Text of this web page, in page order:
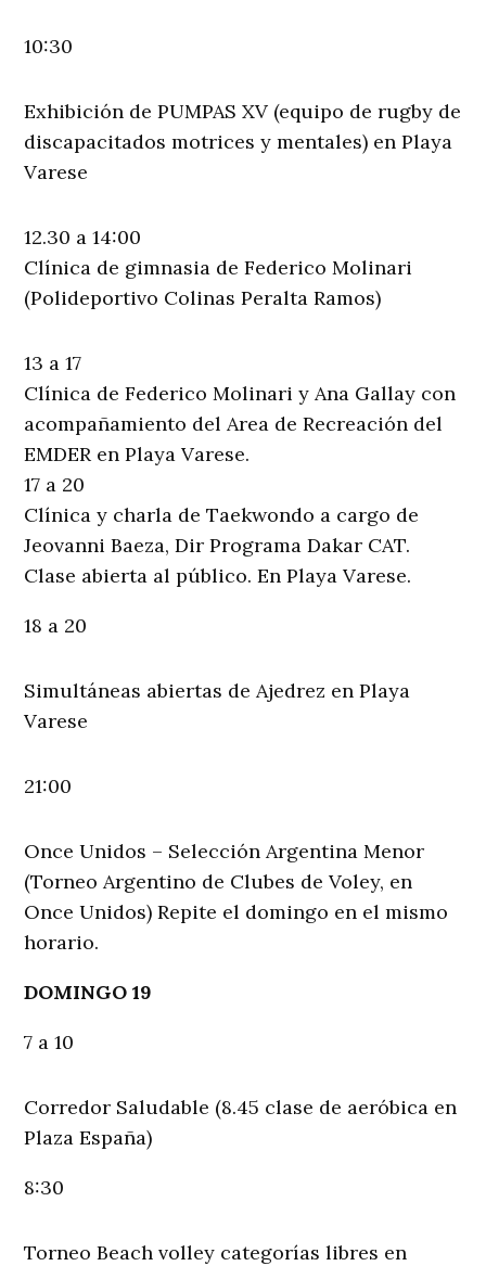
10:30
Exhibición de PUMPAS XV (equipo de rugby de
discapacitados motrices y mentales) en Playa
Varese
12.30 a 14:00
Clínica de gimnasia de Federico Molinari
(Polideportivo Colinas Peralta Ramos)
13 a 17
Clínica de Federico Molinari y Ana Gallay con
acompañamiento del Area de Recreación del
EMDER en Playa Varese.
17 a 20
Clínica y charla de Taekwondo a cargo de
Jeovanni Baeza, Dir Programa Dakar CAT.
Clase abierta al público. En Playa Varese.
18 a 20
Simultáneas abiertas de Ajedrez en Playa
Varese
21:00
Once Unidos – Selección Argentina Menor
(Torneo Argentino de Clubes de Voley, en
Once Unidos) Repite el domingo en el mismo
horario.
DOMINGO 19
7 a 10
Corredor Saludable (8.45 clase de aeróbica en
Plaza España)
8:30
Torneo Beach volley categorías libres en